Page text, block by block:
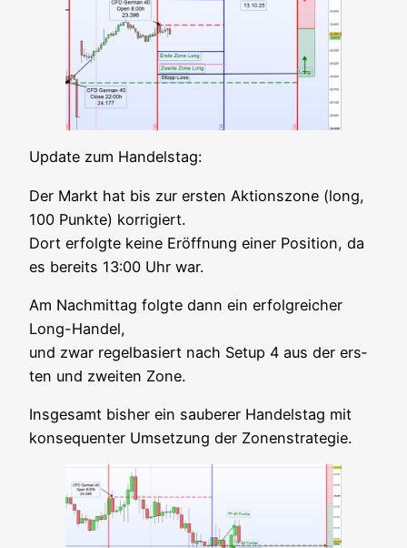
Update zum Handelstag:
Der Markt hat bis zur ers­ten Akti­ons­zo­ne (long,
100 Punk­te) kor­ri­giert.
Dort erfolg­te kei­ne Eröff­nung einer Posi­ti­on, da
es bereits 13:00 Uhr war.
Am Nach­mit­tag folg­te dann ein erfolg­rei­cher
Long-Han­del,
und zwar regel­ba­siert nach Set­up 4 aus der ers­
ten und zwei­ten Zone.
Ins­ge­samt bis­her ein sau­be­rer Han­dels­tag mit
kon­se­quen­ter Umset­zung der Zonenstrategie.